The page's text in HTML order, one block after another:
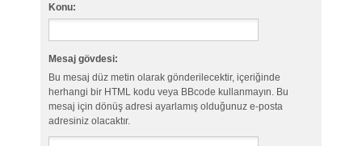
Konu:
Mesaj gövdesi:
Bu mesaj düz metin olarak gönderilecektir, içeriğinde
herhangi bir HTML kodu veya BBcode kullanmayın. Bu
mesaj için dönüş adresi ayarlamış olduğunuz e-posta
adresiniz olacaktır.